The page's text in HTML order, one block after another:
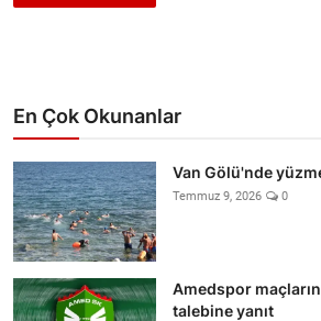
En Çok Okunanlar
Van Gölü'nde
Temmuz 9, 2026 0
Amedspor
talebine yanıt